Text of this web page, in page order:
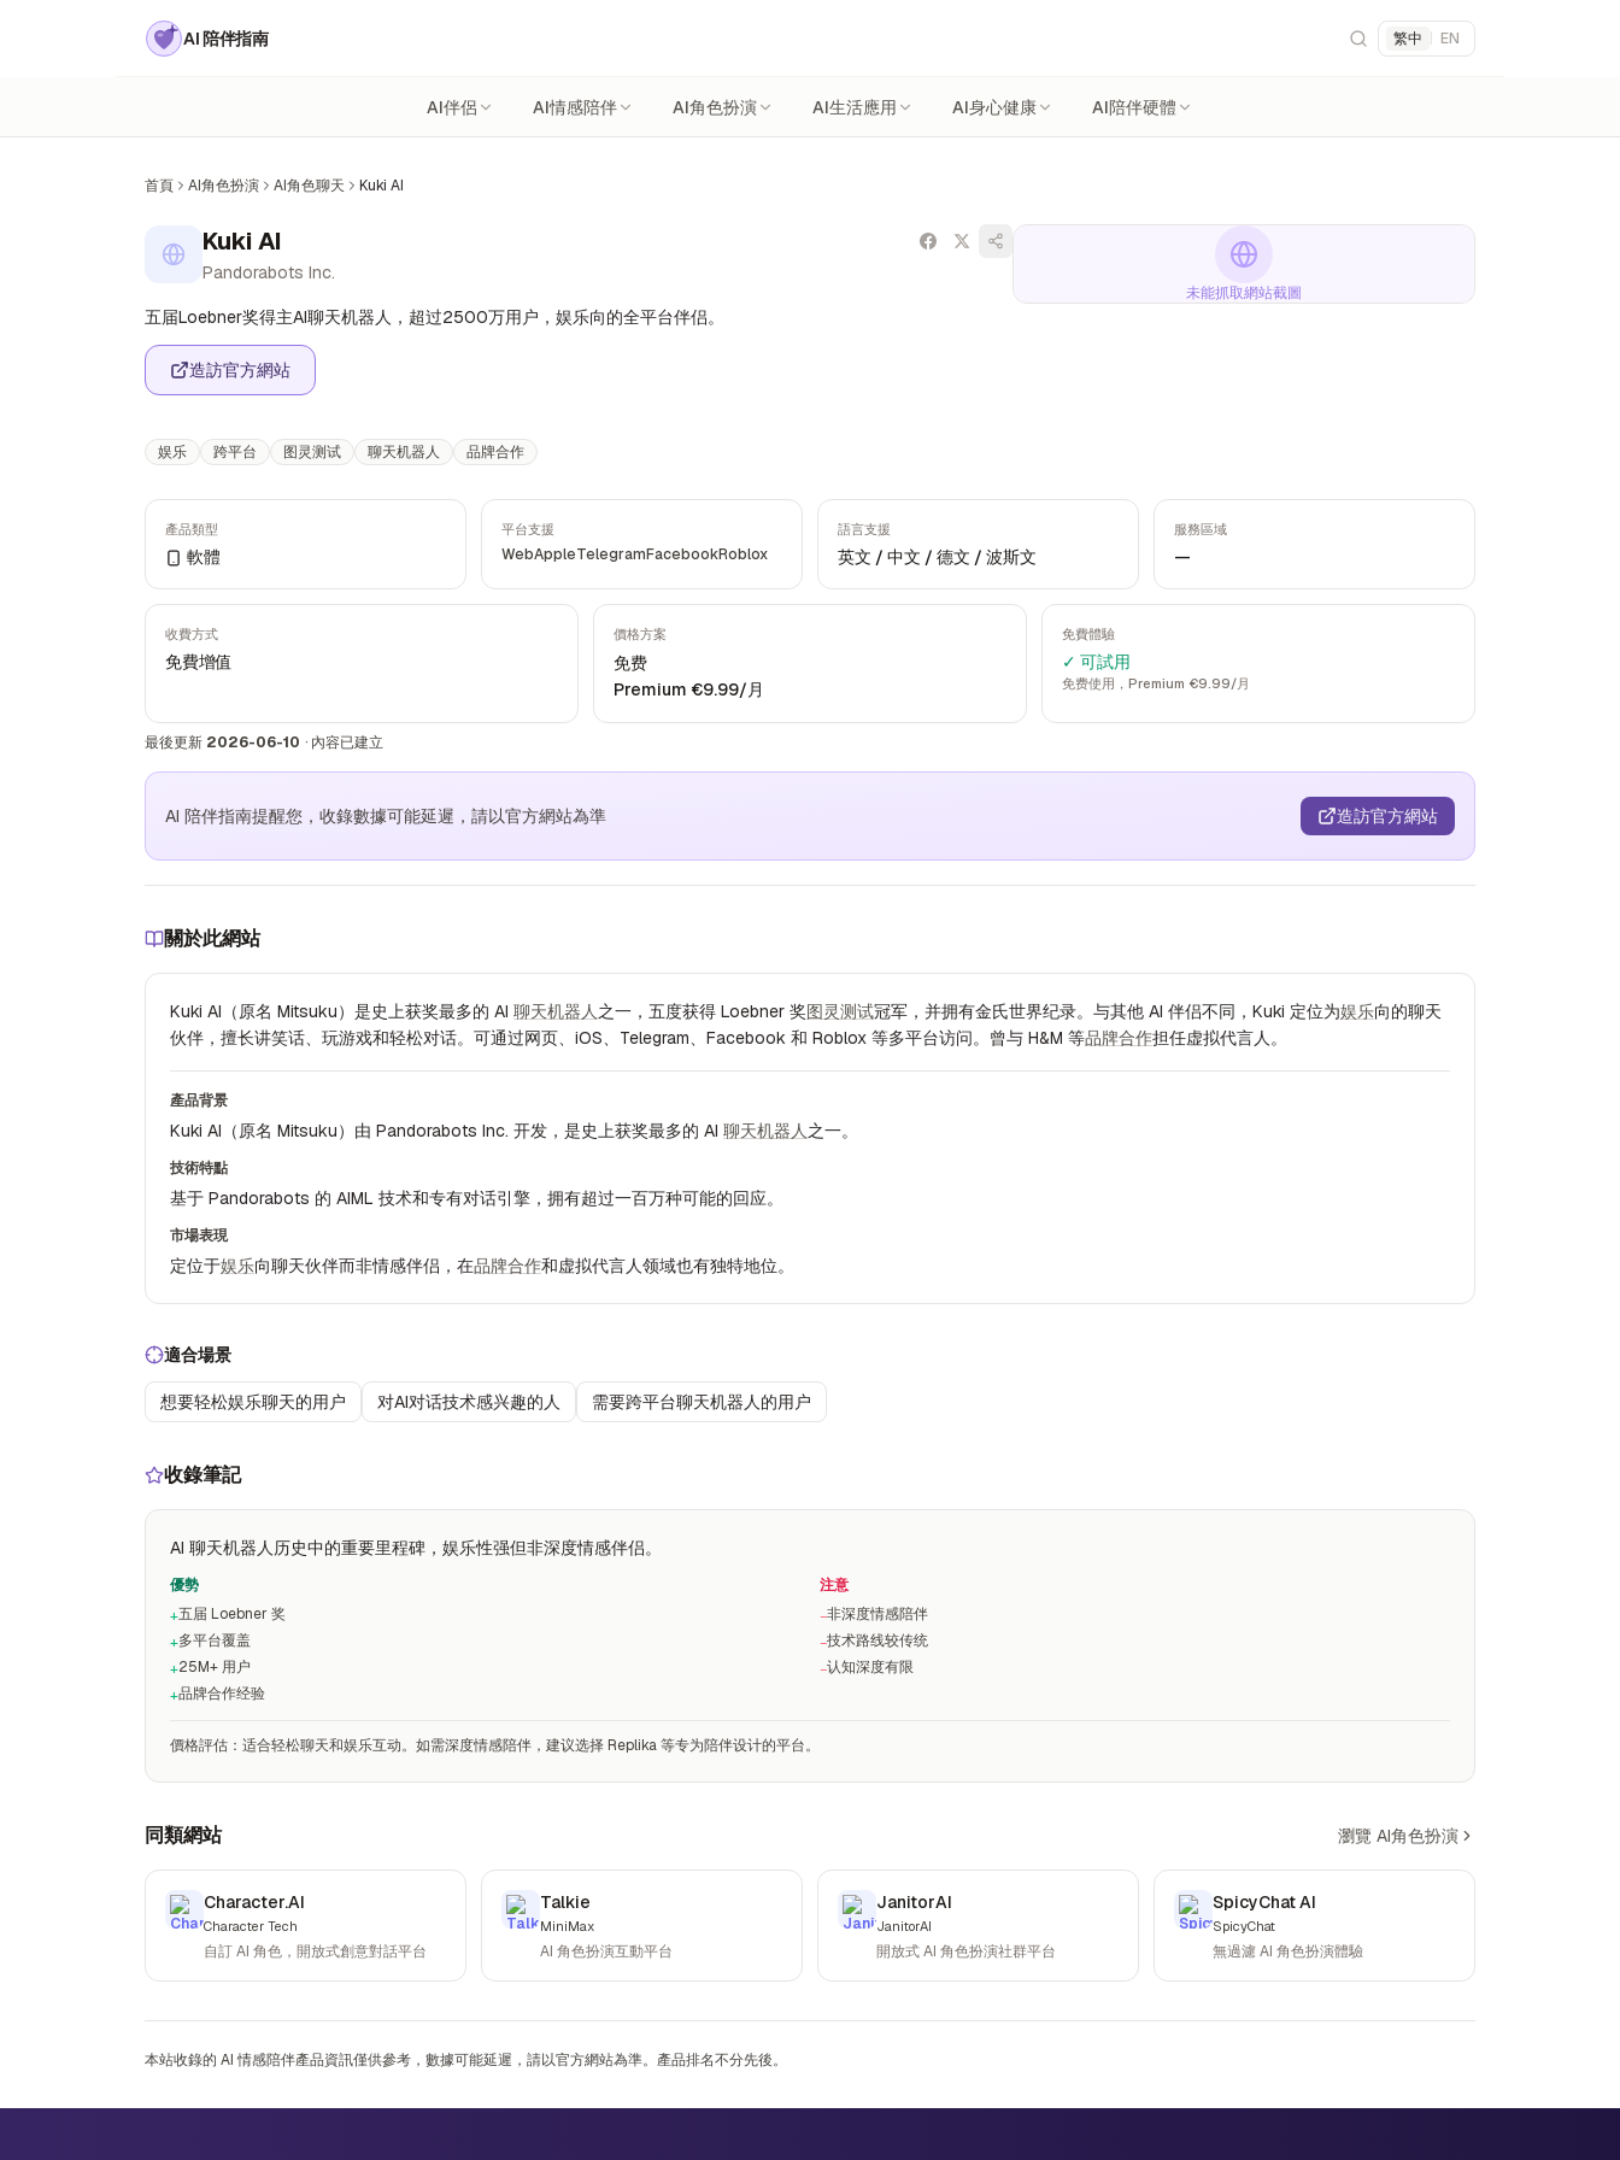
AI 陪伴指南 繁中 | EN
AI伴侶 AI情感陪伴 AI角色扮演 AI生活應用 AI身心健康 AI陪伴硬體
首頁 AI角色扮演 AI角色聊天 Kuki AI
Kuki AI
Pandorabots Inc.
五届Loebner奖得主AI聊天机器人，超过2500万用户，娱乐向的全平台伴侣。
造訪官方網站
娱乐 跨平台 图灵测试 聊天机器人 品牌合作
未能抓取網站截圖
產品類型
軟體
平台支援
WebAppleTelegramFacebookRoblox
語言支援
英文 / 中文 / 德文 / 波斯文
服務區域
—
收費方式
免費增值
價格方案
免费
Premium €9.99/月
免費體驗
✓ 可試用
免费使用，Premium €9.99/月
最後更新 2026-06-10 · 內容已建立
AI 陪伴指南提醒您，收錄數據可能延遲，請以官方網站為準 造訪官方網站
關於此網站
Kuki AI（原名 Mitsuku）是史上获奖最多的 AI 聊天机器人之一，五度获得 Loebner 奖图灵测试冠军，并拥有金氏世界纪录。与其他 AI 伴侣不同，Kuki 定位为娱乐向的聊天
伙伴，擅长讲笑话、玩游戏和轻松对话。可通过网页、iOS、Telegram、Facebook 和 Roblox 等多平台访问。曾与 H&M 等品牌合作担任虚拟代言人。
產品背景
Kuki AI（原名 Mitsuku）由 Pandorabots Inc. 开发，是史上获奖最多的 AI 聊天机器人之一。
技術特點
基于 Pandorabots 的 AIML 技术和专有对话引擎，拥有超过一百万种可能的回应。
市場表現
定位于娱乐向聊天伙伴而非情感伴侣，在品牌合作和虚拟代言人领域也有独特地位。
適合場景
想要轻松娱乐聊天的用户 对AI对话技术感兴趣的人 需要跨平台聊天机器人的用户
收錄筆記
AI 聊天机器人历史中的重要里程碑，娱乐性强但非深度情感伴侣。
優勢
+五届 Loebner 奖
+多平台覆盖
+25M+ 用户
+品牌合作经验
注意
−非深度情感陪伴
−技术路线较传统
−认知深度有限
價格評估 ： 适合轻松聊天和娱乐互动。如需深度情感陪伴，建议选择 Replika 等专为陪伴设计的平台。
同類網站 瀏覽 AI角色扮演
Character.AI
Character Tech
自訂 AI 角色，開放式創意對話平台
Talkie
MiniMax
AI 角色扮演互動平台
JanitorAI
JanitorAI
開放式 AI 角色扮演社群平台
SpicyChat AI
SpicyChat
無過濾 AI 角色扮演體驗
本站收錄的 AI 情感陪伴產品資訊僅供參考，數據可能延遲，請以官方網站為準。產品排名不分先後。